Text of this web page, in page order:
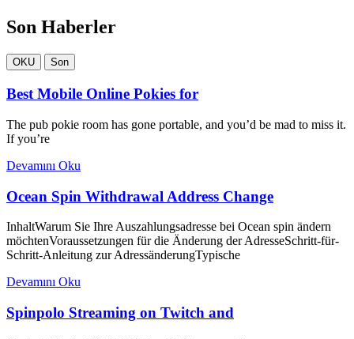
Son Haberler
OKU Son
Best Mobile Online Pokies for
The pub pokie room has gone portable, and you’d be mad to miss it.
If you’re
Devamını Oku
Ocean Spin Withdrawal Address Change
InhaltWarum Sie Ihre Auszahlungsadresse bei Ocean spin ändern
möchtenVoraussetzungen für die Änderung der AdresseSchritt-für-
Schritt-Anleitung zur AdressänderungTypische
Devamını Oku
Spinpolo Streaming on Twitch and